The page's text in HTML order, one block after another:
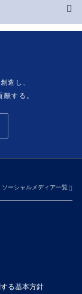
造し、
する。
ソーシャルメディア一覧
る基本方針